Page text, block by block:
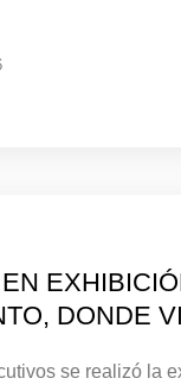
DONDE
se realizó la